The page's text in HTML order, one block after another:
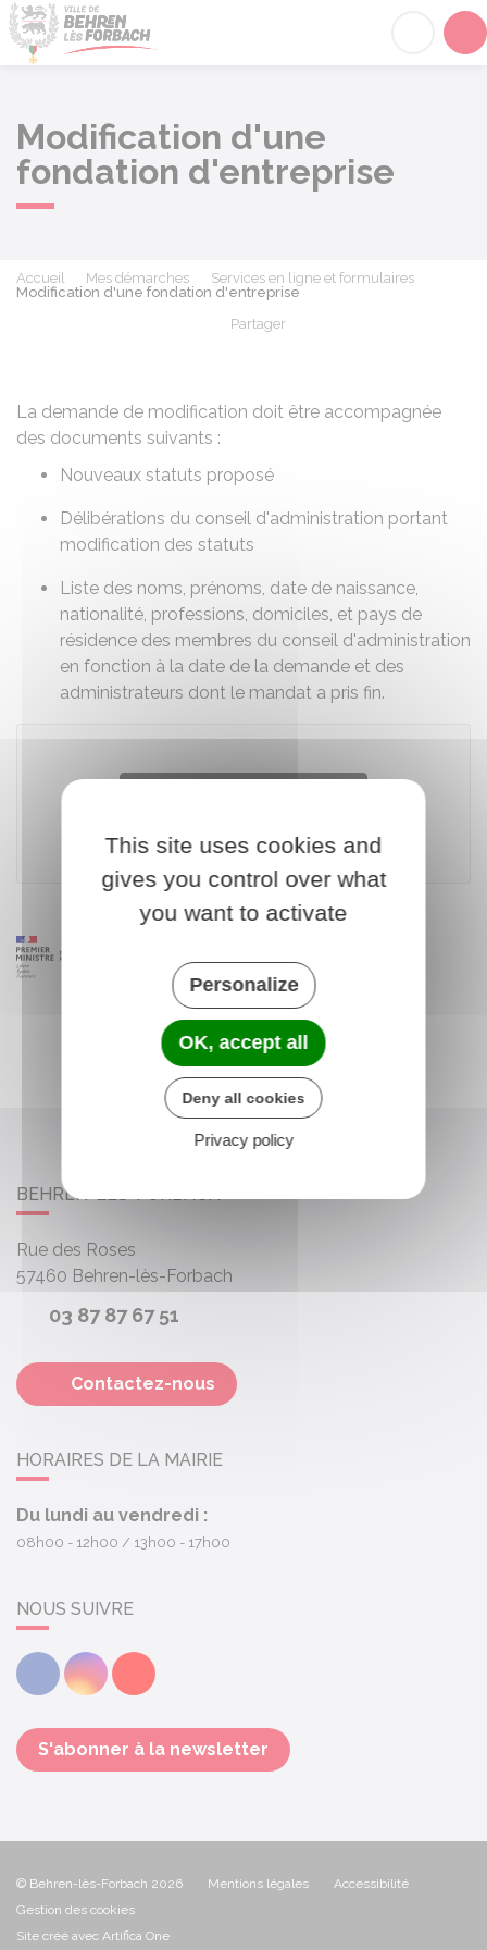
Modification d'une
fondation d'entreprise
Accueil Mes démarches
Services en ligne et formulaires
Modification d'une fondation d'entreprise
Partager
La demande de modification doit être accompagnée
des documents suivants :
Nouveaux statuts proposé
Délibérations du conseil d'administration portant
modification des statuts
Liste des noms, prénoms, date de naissance,
nationalité, professions, domiciles, et pays de
résidence des membres du conseil d'administration
en fonction à la date de la demande et des
administrateurs dont le mandat a pris fin.
Ministère chargé de l'intérieur
BEHREN-LÈS-FORBACH
Rue des Roses
57460 Behren-lès-Forbach
03 87 87 67 51
Contactez-nous
HORAIRES DE LA MAIRIE
Du lundi au vendredi :
08h00 - 12h00 13h00 - 17h00
NOUS SUIVRE
FacebookInstagramYoutube
S'abonner à la newsletter
© Behren-lès-Forbach 2026 Mentions légales
Accessibilité
Gestion des cookies
Site créé avec Artifica One
This site uses cookies and
gives you control over what
you want to activate
Personalize
OK, accept all
Deny all cookies
Privacy policy